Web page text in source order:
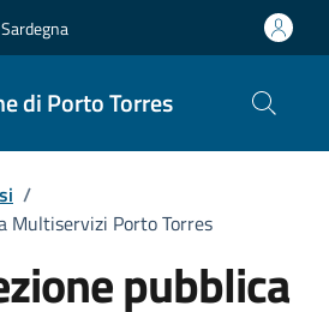
di Porto Torres
/
Multiservizi Porto Torres
pubblica